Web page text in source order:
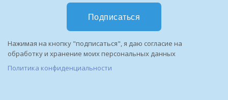
Подписаться
Нажимая на кнопку "подписаться", я даю согласие на
обработку и хранение моих персональных данных
Политика конфиденциальности